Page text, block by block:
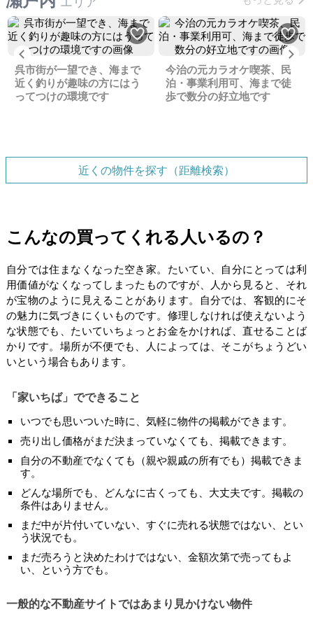
Previous
呉市街が一望でき、海まで
近く釣りが趣味の方にはう
ってつけの環境です
今治の元カラオケ喫茶、民
泊・事業利用可、海まで徒
歩で数分の好立地です
近くの物件を探す（距離検索）
こんなの買ってくれる人いるの？
自分では住まなくなった空き家。たいてい、自分にとっては利
用価値がなくなってしまったものですが、人から見ると、それ
が宝物のように見えることがあります。自分では、客観的にそ
の魅力に気づきにくいものです。修理しなければ使えないよう
な状態でも、たいていちょっとお金をかければ、直せることば
かりです。場所が不便でも、人によっては、そこがちょうどい
いという場合もあります。
「家いちば」でできること
いつでも思いついた時に、気軽に物件の掲載ができます。
売り出し価格がまだ決まっていなくても、掲載できます。
自分の不動産でなくても（親や親戚の所有でも）掲載できま
す。
どんな場所でも、どんなに古くっても、大丈夫です。掲載の
条件はありません。
まだ中が片付いていない、すぐに売れる状態ではない、とい
う状況でも。
まだ売ろうと決めたわけではない、金額次第で売ってもよ
い、という方でも。
一般的な不動産サイトではあまり見かけない物件